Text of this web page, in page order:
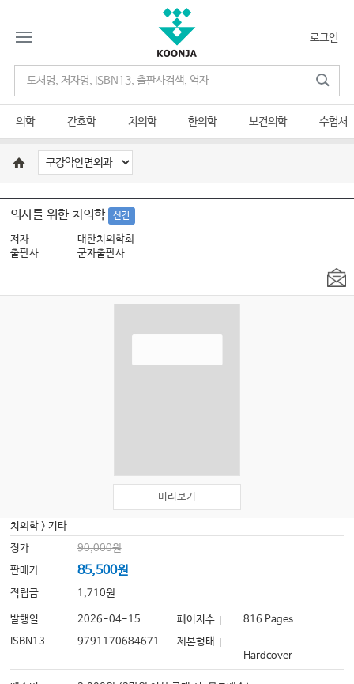
로그인
의학 간호학 치의학 한의학 보건의학 수험서
의사를 위한 치의학 신간
저자
대한치의학회
출판사
군자출판사
미리보기
치의학 >기타
정가
90,000원
판매가
85,500원
적립금 1,710원
발행일 2026-04-15 페이지수
816 Pages
ISBN13
9791170684671
제본형태
Hardcover